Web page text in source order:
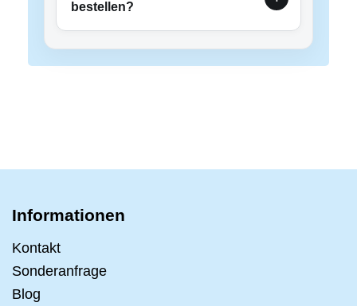
bestellen?
Informationen
Kontakt
Sonderanfrage
Blog